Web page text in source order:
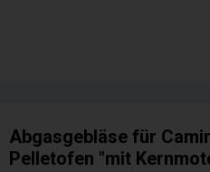
Abgasgebläse für
Pelletofen "mit